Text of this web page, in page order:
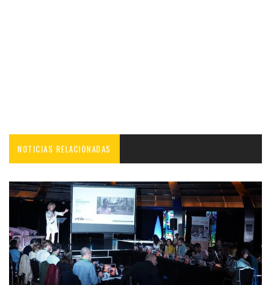
NOTICIAS RELACIONADAS